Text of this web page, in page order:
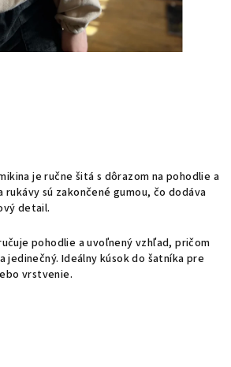
je ručne šitá s dôrazom na pohodlie a
sú zakončené gumou, čo dodáva
detail.
pohodlie a uvoľnený vzhľad, pričom
jedinečný. Ideálny kúsok do šatníka pre
vrstvenie.